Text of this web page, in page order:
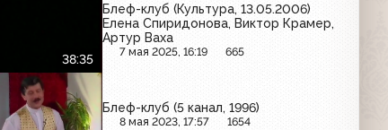
38:35
Блеф-клуб (Культура, 13.05.2006)
Елена Спиридонова, Виктор Крамер,
Артур Ваха
7 мая 2025, 16:19 665
Блеф-клуб (5 канал, 1996)
8 мая 2023, 17:57 1654